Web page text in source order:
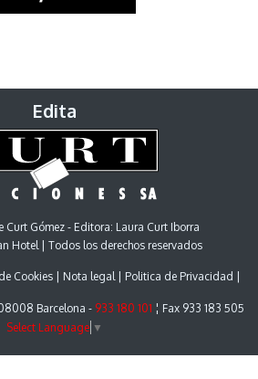
Edita
Curt Gómez - Editora: Laura Curt Iborra
Hotel | Todos los derechos reservados
Cookies Nota legal Politica de Privacidad
Barcelona - 933 180 101 ¦ Fax 933 183 505
Select Language ▼